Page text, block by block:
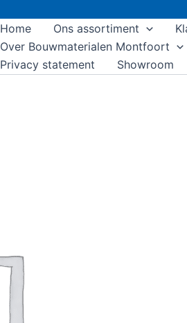
Home Ons assortiment
Over Bouwmaterialen Montfoort
Privacy statement
Showroom